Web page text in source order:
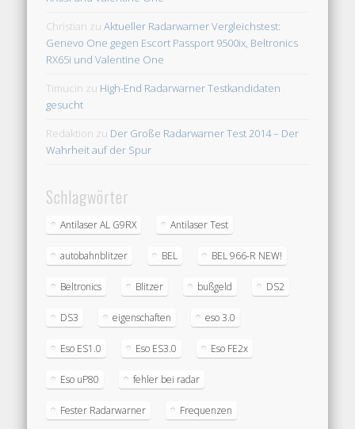
Christian zuAktueller Radarwarner Vergleichstest:
Genevo One gegen Escort Passport 9500ix, Beltronics
RX65i und Valentine One
Timucin zu High-End Radarwarner Testkandidaten
gesucht
Redaktion zu Der Große Radarwarner Test 2014 – Der
Wahrheit auf der Spur
Schlagwörter
Antilaser AL G9RX Antilaser Test
autobahnblitzer BEL BEL 966-R NEW!
Beltronics Blitzer bußgeld DS2
DS3 eigenschaften eso 3.0
Eso ES1.0 Eso ES3.0 Eso FE2x
Eso uP80 fehler bei radar
Fester Radarwarner Frequenzen